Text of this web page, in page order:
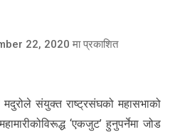
22, 2020 मा प्रकाशित
संयुक्त राष्ट्रसंघको महासभाको
‘एकजुट’ हुनुपर्नेमा जोड